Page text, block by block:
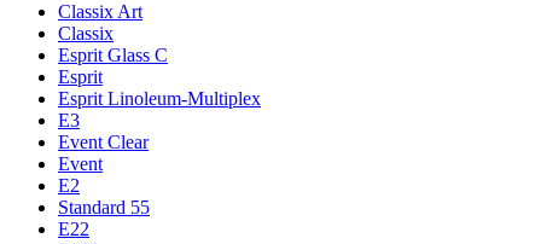
Classix Art
Classix
Esprit Glass C
Esprit
Esprit Linoleum-Multiplex
E3
Event Clear
Event
E2
Standard 55
E22